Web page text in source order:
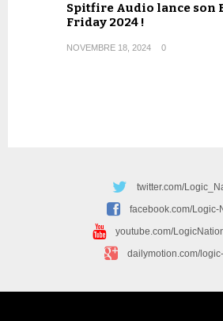
Spitfire Audio lance son
Friday 2024 !
NOVEMBRE 18, 2024 0
twitter.com/
facebook.com/Logic-
youtube.com/
dailymotion.com/